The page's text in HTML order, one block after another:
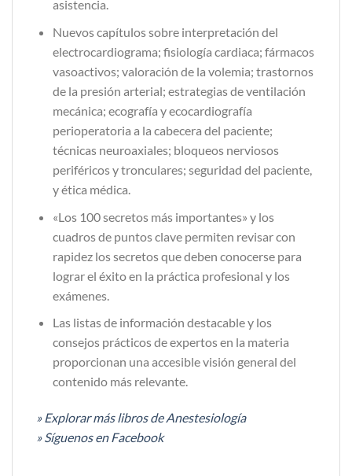
asistencia.
Nuevos capítulos sobre interpretación del
electrocardiograma; fisiología cardiaca; fármacos
vasoactivos; valoración de la vole­mia; trastornos
de la presión arterial; estrategias de ventilación
mecánica; ecografía y ecocardiografía
perioperatoria a la cabe­cera del paciente;
técnicas neuroaxiales; bloqueos nerviosos
periféricos y tronculares; seguridad del paciente,
y ética médica.
«Los 100 secretos más importantes» y los
cuadros de pun­tos clave permiten revisar con
rapidez los secretos que deben conocerse para
lograr el éxito en la práctica profesional y los
exámenes.
Las listas de información destacable y los
consejos prácticos de expertos en la materia
proporcionan una accesible visión general del
contenido más relevante.
» Explorar más libros de Anestesiología
» Síguenos en Facebook